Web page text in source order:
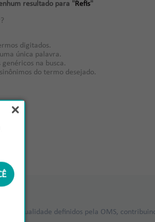
resultado para "Refis"
digitados.
única palavra.
na busca.
do termo desejado.
de qualidade definidos pela OMS,